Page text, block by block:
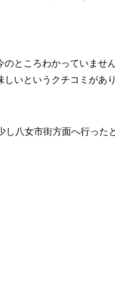
ところわかっていませ
いというクチコミがあり
八女市街方面へ行った